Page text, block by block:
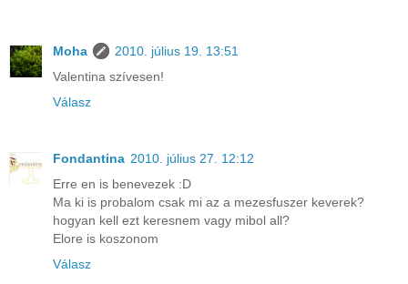
Moha
2010. július 19. 13:51
Valentina szívesen!
Válasz
Fondantina 2010. július 27. 12:12
Erre en is benevezek :D
Ma ki is probalom csak mi az a mezesfuszer keverek?
hogyan kell ezt keresnem vagy mibol all?
Elore is koszonom
Válasz